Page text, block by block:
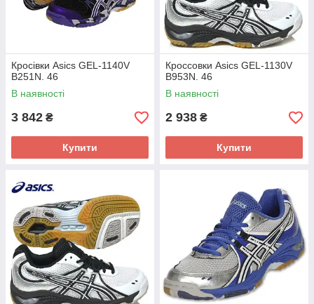
Кросівки Asics GEL-1140V
B251N. 46
В наявності
3 842 ₴
Купити
Кроссовки Asics GEL-1130V
B953N. 46
В наявності
2 938 ₴
Купити